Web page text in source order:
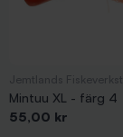
Mintuu XL - färg 4
Pris
55,00 kr